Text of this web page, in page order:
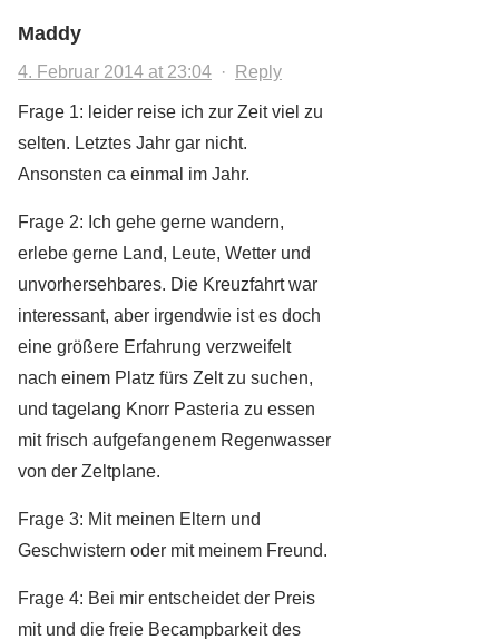
Maddy
4. Februar 2014 at 23:04 · Reply
Frage 1: leider reise ich zur Zeit viel zu
selten. Letztes Jahr gar nicht.
Ansonsten ca einmal im Jahr.
Frage 2: Ich gehe gerne wandern,
erlebe gerne Land, Leute, Wetter und
unvorhersehbares. Die Kreuzfahrt war
interessant, aber irgendwie ist es doch
eine größere Erfahrung verzweifelt
nach einem Platz fürs Zelt zu suchen,
und tagelang Knorr Pasteria zu essen
mit frisch aufgefangenem Regenwasser
von der Zeltplane.
Frage 3: Mit meinen Eltern und
Geschwistern oder mit meinem Freund.
Frage 4: Bei mir entscheidet der Preis
mit und die freie Becampbarkeit des